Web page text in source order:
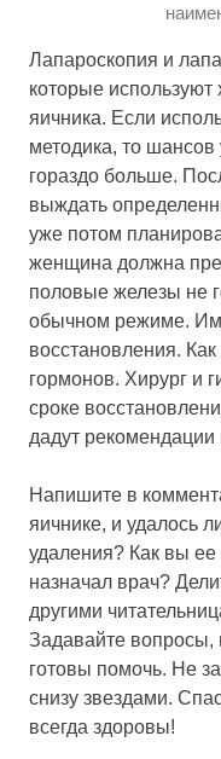
Лапароскопия и
которые используют
яичника. Если
методика, то
гораздо больше.
выждать
уже потом
женщина должна
половые железы не
обычном режиме.
восстановления.
гормонов. Хирург и
сроке
дадут
Напишите в
яичнике, и удалось
удаления? Как вы
назначал врач?
другими
Задавайте вопросы,
готовы помочь. Не
снизу звездами.
всегда здоровы!